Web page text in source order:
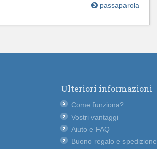
passaparola
Ulteriori informazioni
Come funziona?
Vostri vantaggi
Aiuto e FAQ
Buono regalo e spedizione